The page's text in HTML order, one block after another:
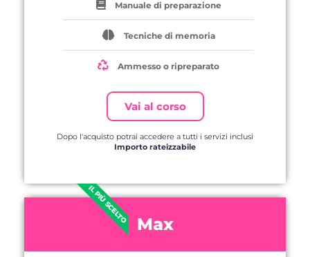
Manuale di preparazione
Tecniche di memoria
Ammesso o ripreparato
Vai al corso
Dopo l'acquisto potrai accedere a tutti i servizi inclusi
Importo rateizzabile
IL PIÙ SCELTO Max